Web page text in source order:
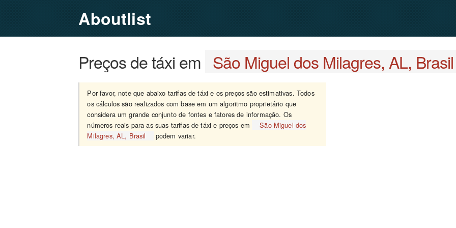
Aboutlist
Preços de táxi em São Miguel dos Milagres, AL, Brasil
Por favor, note que abaixo tarifas de táxi e os preços são estimativas. Todos
os cálculos são realizados com base em um algoritmo proprietário que
considera um grande conjunto de fontes e fatores de informação. Os
números reais para as suas tarifas de táxi e preços em
São Miguel dos
Milagres, AL, Brasil
podem variar.